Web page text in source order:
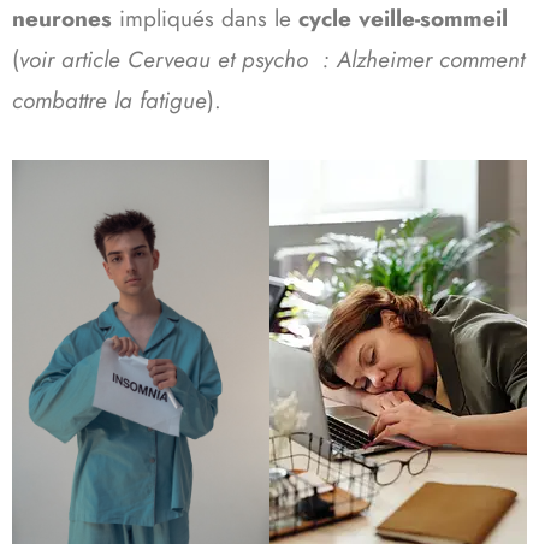
neurones impliqués dans le cycle veille-sommeil
(voir article Cerveau et psycho : Alzheimer comment
combattre la fatigue).